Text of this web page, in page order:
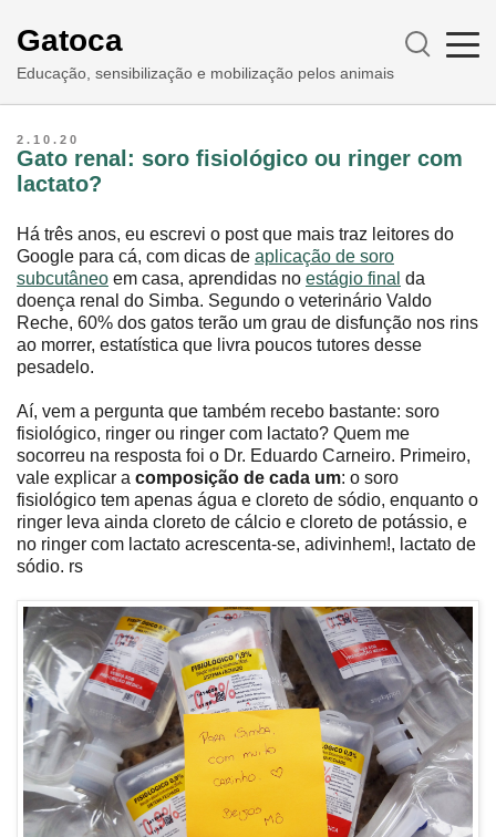
Gatoca
Educação, sensibilização e mobilização pelos animais
2.10.20
Gato renal: soro fisiológico ou ringer com
lactato?
Há três anos, eu escrevi o post que mais traz leitores do
Google para cá, com dicas de aplicação de soro
subcutâneo em casa, aprendidas no estágio final da
doença renal do Simba. Segundo o veterinário Valdo
Reche, 60% dos gatos terão um grau de disfunção nos rins
ao morrer, estatística que livra poucos tutores desse
pesadelo.
Aí, vem a pergunta que também recebo bastante: soro
fisiológico, ringer ou ringer com lactato? Quem me
socorreu na resposta foi o Dr. Eduardo Carneiro. Primeiro,
vale explicar a composição de cada um: o soro
fisiológico tem apenas água e cloreto de sódio, enquanto o
ringer leva ainda cloreto de cálcio e cloreto de potássio, e
no ringer com lactato acrescenta-se, adivinhem!, lactato de
sódio. rs